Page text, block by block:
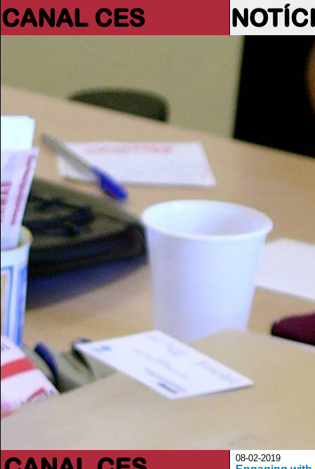
CANAL CES
08-02-2019